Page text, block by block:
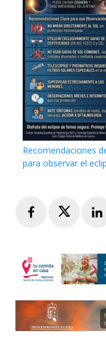
Recomendaciones
para observar el
FacebookTwitter